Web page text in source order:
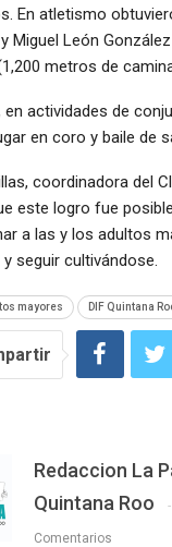
En atletismo
Miguel León
metros de
actividades de
en coro y baile de
coordinadora del
este logro fue
a las y los adultos
seguir cultivándose.
mayores DIF Quintana
Redaccion La
Quintana Roo
Comentarios